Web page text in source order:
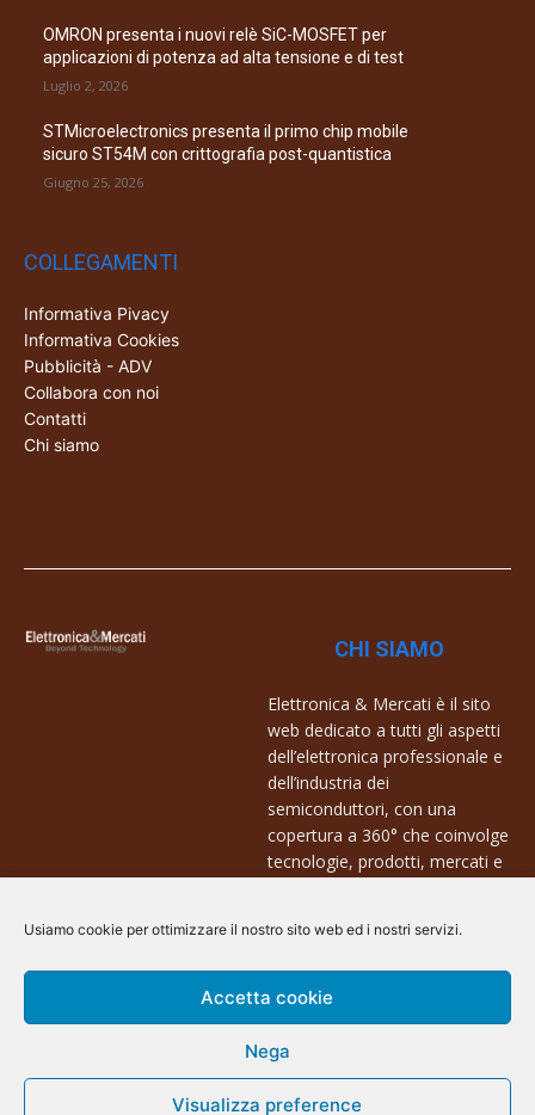
Usiamo cookie per ottimizzare il nostro sito web ed i nostri servizi.
Accetta cookie
Nega
Visualizza preference
OMRON presenta i nuovi relè SiC-MOSFET per
applicazioni di potenza ad alta tensione e di test
Luglio 2, 2026
STMicroelectronics presenta il primo chip mobile
sicuro ST54M con crittografia post-quantistica
Giugno 25, 2026
COLLEGAMENTI
Informativa Pivacy
Informativa Cookies
Pubblicità - ADV
Collabora con noi
Contatti
Chi siamo
CHI SIAMO
Elettronica & Mercati è il sito
web dedicato a tutti gli aspetti
dell’elettronica professionale e
dell’industria dei
semiconduttori, con una
copertura a 360° che coinvolge
tecnologie, prodotti, mercati e
Contatti:
info@arscommunication.it
@ArsCommunication 2023